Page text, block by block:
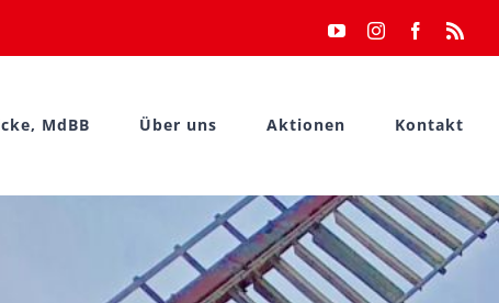
YouTubeInstagramFacebook
MdBB Über uns Aktionen Kontakt